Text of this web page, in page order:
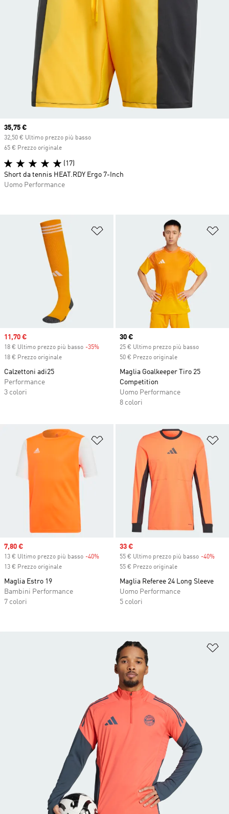
Aggiungi alla lista dei desideri
Sale price
11,70 €
18 € Ultimo prezzo più basso -35% Discount
18 € Prezzo originale
Calzettoni adi25
Performance
3 colori
Current price
30 €
25 € Ultimo prezzo più basso
50 € Prezzo originale
Maglia Goalkeeper Tiro 25
Competition
Uomo Performance
8 colori
Aggiungi alla lista dei desideri
Sale price
7,80 €
13 € Ultimo prezzo più basso -40% Discount
13 € Prezzo originale
Maglia Estro 19
Bambini Performance
7 colori
Sale price
33 €
55 € Ultimo prezzo più basso -40%
55 € Prezzo originale
Maglia Referee 24 Long Sleeve
Uomo Performance
5 colori
Current price
35,75 €
32,50 € Ultimo prezzo più basso
65 € Prezzo originale
(17)
Short da tennis HEAT.RDY Ergo 7-Inch
Uomo Performance